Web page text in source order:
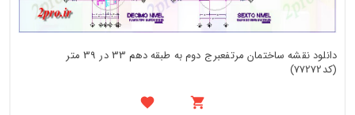
دانلود نقشه ساختمان مرتفعبرج دوم به طبقه دهم 33 در 39 متر
(کد77272)